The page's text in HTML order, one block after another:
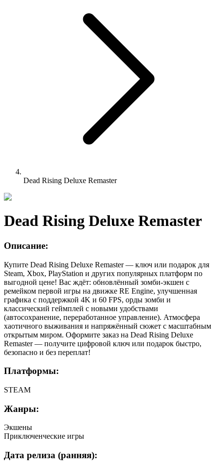
Dead Rising Deluxe Remaster
Dead Rising Deluxe Remaster
Описание:
Купите Dead Rising Deluxe Remaster — ключ или подарок для
Steam, Xbox, PlayStation и других популярных платформ по
выгодной цене! Вас ждёт: обновлённый зомби-экшен с
ремейком первой игры на движке RE Engine, улучшенная
графика с поддержкой 4K и 60 FPS, орды зомби и
классический геймплей с новыми удобствами
(автосохранение, переработанное управление). Атмосфера
хаотичного выживания и напряжённый сюжет с масштабным
открытым миром. Оформите заказ на Dead Rising Deluxe
Remaster — получите цифровой ключ или подарок быстро,
безопасно и без переплат!
Платформы:
STEAM
Жанры:
Экшены
Приключенческие игры
Дата релиза (ранняя):